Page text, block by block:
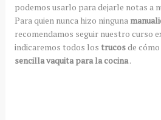
podemos usarlo para dejarle notas a
Para quien nunca hizo ninguna
recomendamos seguir nuestro curso
indicaremos todos los trucosde
sencilla vaquita para la cocina.